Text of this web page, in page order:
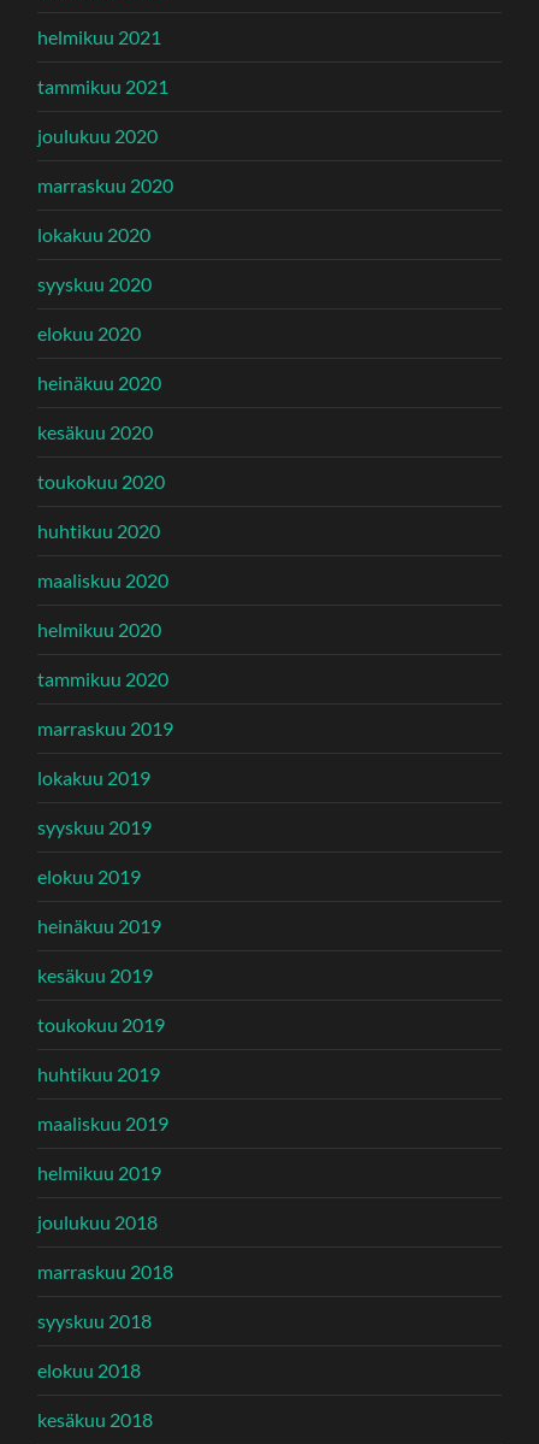
helmikuu 2021
tammikuu 2021
joulukuu 2020
marraskuu 2020
lokakuu 2020
syyskuu 2020
elokuu 2020
heinäkuu 2020
kesäkuu 2020
toukokuu 2020
huhtikuu 2020
maaliskuu 2020
helmikuu 2020
tammikuu 2020
marraskuu 2019
lokakuu 2019
syyskuu 2019
elokuu 2019
heinäkuu 2019
kesäkuu 2019
toukokuu 2019
huhtikuu 2019
maaliskuu 2019
helmikuu 2019
joulukuu 2018
marraskuu 2018
syyskuu 2018
elokuu 2018
kesäkuu 2018